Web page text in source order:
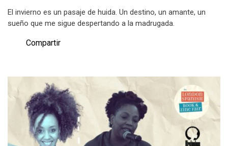
El invierno es un pasaje de huida. Un destino, un amante, un
sueño que me sigue despertando a la madrugada.
Compartir